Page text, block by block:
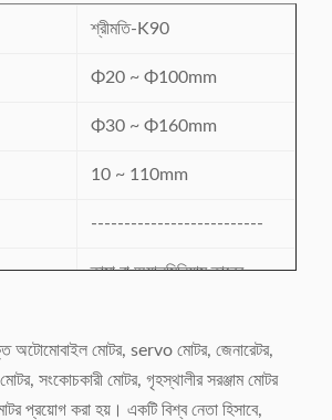
শ্রীমতি-K90
Φ20 ~ Φ100mm
Φ30 ~ Φ160mm
10 ~ 110mm
--------------------------
তামা বা অ্যালুমিনিয়াম তারের
380V / 50 / 60Hz 3Kw
অটোমোবাইল মোটর, servo মোটর, জেনারেটর,
সংকোচকারী মোটর, গৃহস্থালীর সরঞ্জাম মোটর
প্রয়োগ করা হয়। একটি বিশ্ব নেতা হিসাবে,